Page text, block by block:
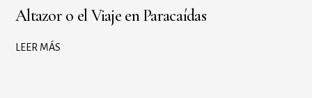
Altazor o el Viaje en Paracaídas
LEER MÁS